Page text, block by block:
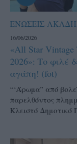
ΕΝΩΣΕΙΣ-
16/06/2026
«All Star Vintage
2026»: Το φιλέ
αγάπη! (fot)
“‘Άρωμα” από
παρελθόντος
Κλειστό Δημοτικό